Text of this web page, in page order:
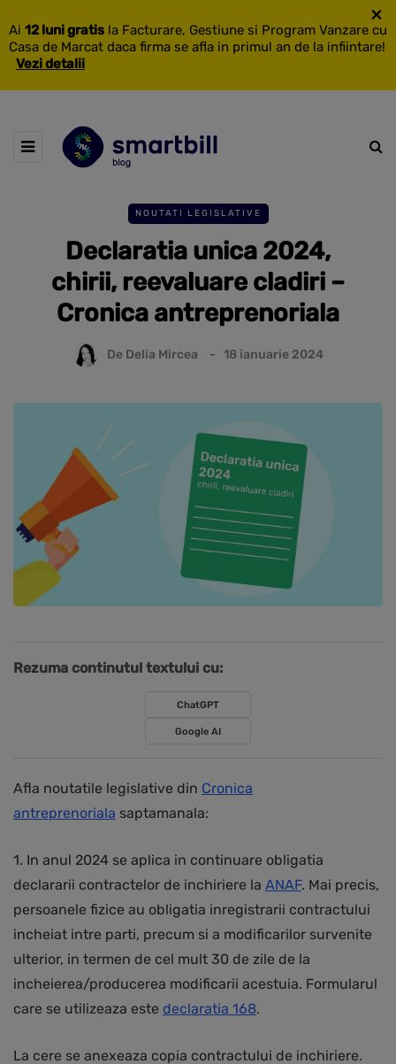
Ai 12 luni gratis la Facturare, Gestiune si Program Vanzare cu
Casa de Marcat daca firma se afla in primul an de la infiintare!
Vezi detalii
×
NOUTATI LEGISLATIVE
Declaratia unica 2024,
chirii, reevaluare cladiri –
Cronica antreprenoriala
De Delia Mircea 18 ianuarie 2024
Rezuma continutul textului cu:
ChatGPT
Google AI
Afla noutatile legislative din Cronica
antreprenoriala saptamanala:
1. In anul 2024 se aplica in continuare obligatia
declararii contractelor de inchiriere la ANAF. Mai precis,
persoanele fizice au obligatia inregistrarii contractului
incheiat intre parti, precum si a modificarilor survenite
ulterior, in termen de cel mult 30 de zile de la
incheierea/producerea modificarii acestuia. Formularul
care se utilizeaza este declaratia 168.
La cere se anexeaza copia contractului de inchiriere.